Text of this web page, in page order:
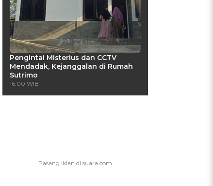
Pengintai Misterius dan CCTV
Mendadak, Kejanggalan di Rumah
Sutrimo
16:00 WIB